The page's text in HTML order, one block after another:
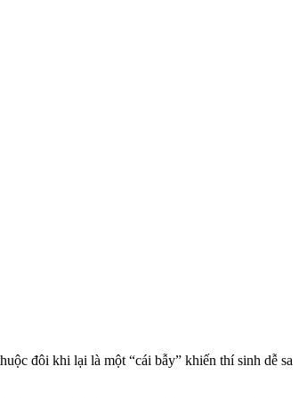
đôi khi lại là một “cái bẫy” khiến thí sinh dễ sa